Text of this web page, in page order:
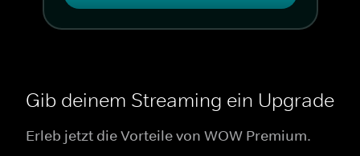
Gib deinem Streaming ein Upgrade
Erleb jetzt die Vorteile von WOW Premium.